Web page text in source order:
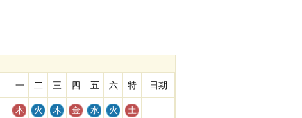
一 二 三 四 五 六 特 日期
木 火 木 金 水 火 土